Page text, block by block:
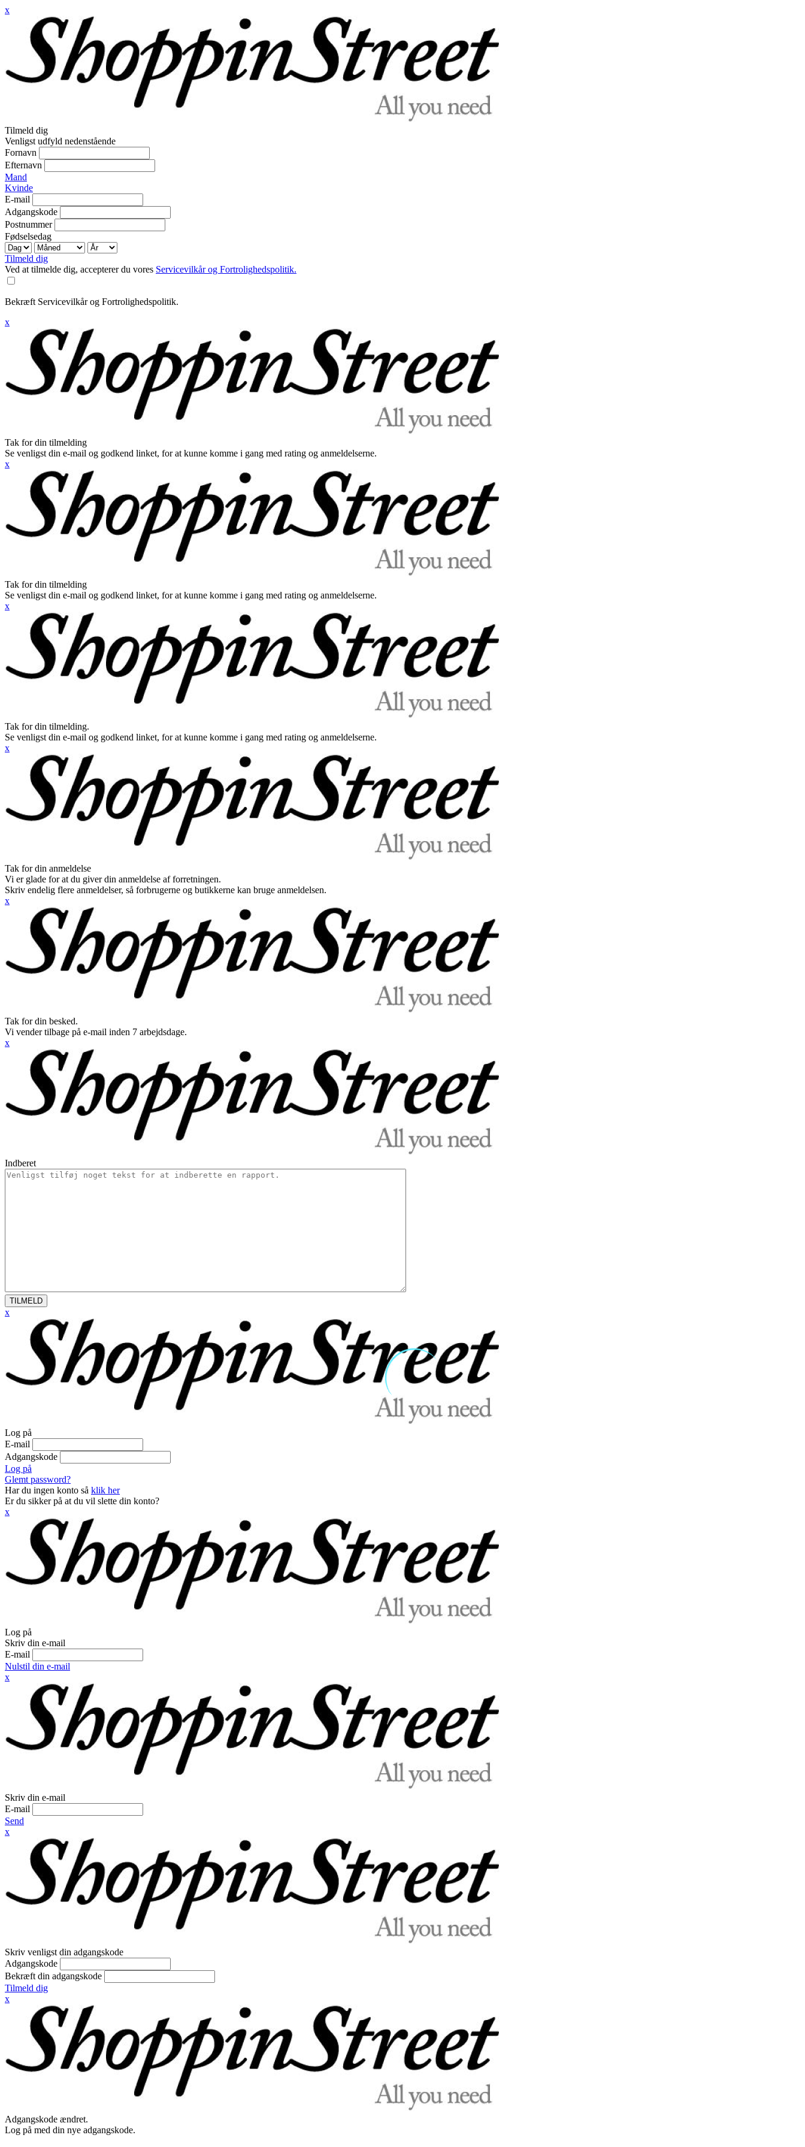
x
Tilmeld dig
Venligst udfyld nedenstående
Fornavn
Efternavn
Mand
Kvinde
E-mail
Adgangskode
Postnummer
Fødselsedag
Tilmeld dig
Ved at tilmelde dig, accepterer du vores Servicevilkår og Fortrolighedspolitik.
Bekræft Servicevilkår og Fortrolighedspolitik.
x
Tak for din tilmelding
Se venligst din e-mail og godkend linket, for at kunne komme i gang med rating og anmeldelserne.
x
Tak for din tilmelding
Se venligst din e-mail og godkend linket, for at kunne komme i gang med rating og anmeldelserne.
x
Tak for din tilmelding.
Se venligst din e-mail og godkend linket, for at kunne komme i gang med rating og anmeldelserne.
x
Tak for din anmeldelse
Vi er glade for at du giver din anmeldelse af forretningen.
Skriv endelig flere anmeldelser, så forbrugerne og butikkerne kan bruge anmeldelsen.
x
Tak for din besked.
Vi vender tilbage på e-mail inden 7 arbejdsdage.
x
Indberet
TILMELD
x
Log på
E-mail
Adgangskode
Log på
Glemt password?
Har du ingen konto så klik her
Er du sikker på at du vil slette din konto?
x
Log på
Skriv din e-mail
E-mail
Nulstil din e-mail
x
Skriv din e-mail
E-mail
Send
x
Skriv venligst din adgangskode
Adgangskode
Bekræft din adgangskode
Tilmeld dig
x
Adgangskode ændret.
Log på med din nye adgangskode.